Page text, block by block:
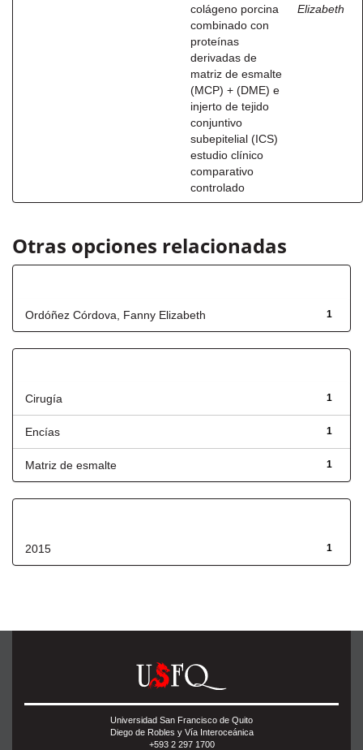
colágeno porcina
combinado con
proteínas
derivadas de
matriz de esmalte
(MCP) + (DME) e
injerto de tejido
conjuntivo
subepitelial (ICS)
estudio clínico
comparativo
controlado
Elizabeth
Otras opciones relacionadas
1
Ordóñez Córdova, Fanny Elizabeth
1
Cirugía
1
Encías
1
Matriz de esmalte
1
2015
Universidad San Francisco de Quito
Diego de Robles y Vía Interoceánica
+593 2 297 1700